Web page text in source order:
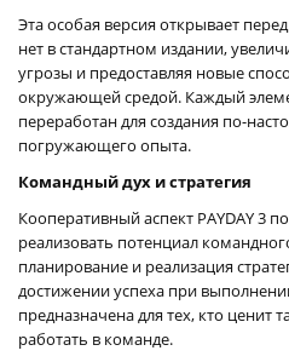
Эта особая версия открывает
нет в стандартном издании,
угрозы и предоставляя новые
окружающей средой. Каждый
переработан для создания по-
погружающего опыта.
Командный дух и стратегия
Кооперативный аспект PAYDAY 3
реализовать потенциал
планирование и реализация
достижении успеха при
предназначена для тех, кто ценит
работать в команде.